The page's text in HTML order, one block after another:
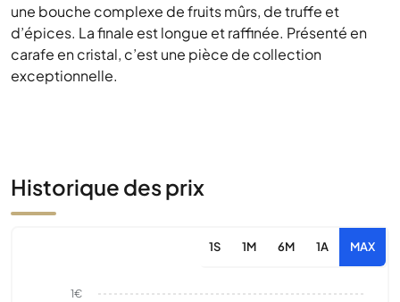
une bouche complexe de fruits mûrs, de truffe et
d’épices. La finale est longue et raffinée. Présenté en
carafe en cristal, c’est une pièce de collection
exceptionnelle.
Historique des prix
1S 1M 6M 1A MAX
1€